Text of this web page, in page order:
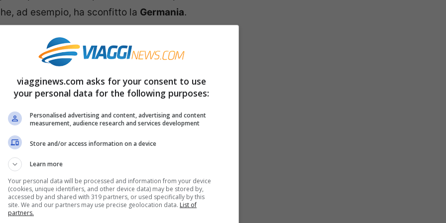
ad esempio, ha sconfitto la Germania.
i giocatori sono 11?
partite di calcio di questi
alcuni più curiosi o magari i bambini,
in 11. A rispondere a questa
Scienza nel Pallone di Nicola Ludwig e
nascosta semplicemente in una formula
non eravate probabilmente dei geni,
un qualcosa di arcaico ed
viagginews.com asks for your consent to use
your personal data for the following purposes:
Personalised advertising and content, advertising and content
measurement, audience research and services development
Store and/or access information on a device
Learn more
Your personal data will be processed and information from your device
(cookies, unique identifiers, and other device data) may be stored by,
accessed by and shared with 319 partners, or used specifically by this
site. We and our partners may use precise geolocation data. List of
partners.